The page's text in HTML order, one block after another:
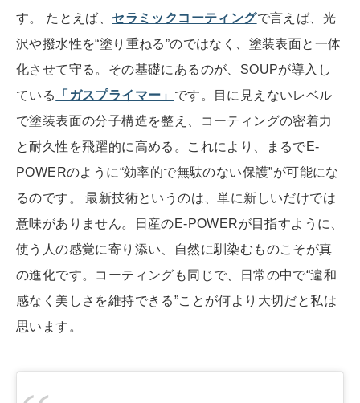
す。 たとえば、 セラミックコーティングで言えば、光
沢や撥水性を“塗り重ねる”のではなく、塗装表面と一体
化させて守る。その基礎にあるのが、SOUPが導入し
ている
「ガスプライマー」 です。目に見えないレベル
で塗装表面の分子構造を整え、コーティングの密着力
と耐久性を飛躍的に高める。これにより、まるでE-
POWERのように“効率的で無駄のない保護”が可能にな
るのです。 最新技術というのは、単に新しいだけでは
意味がありません。日産のE-POWERが目指すように、
使う人の感覚に寄り添い、自然に馴染むものこそが真
の進化です。コーティングも同じで、日常の中で“違和
感なく美しさを維持できる”ことが何より大切だと私は
思います。